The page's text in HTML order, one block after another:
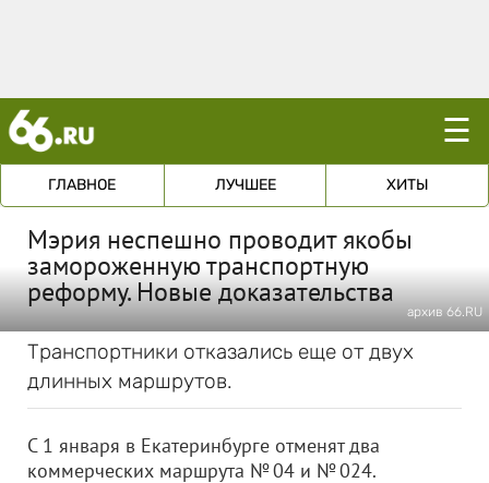
☰
ГЛАВНОЕ ЛУЧШЕЕ ХИТЫ
Мэрия неспешно проводит якобы
замороженную транспортную
реформу. Новые доказательства
архив 66.RU
Транспортники отказались еще от двух
длинных маршрутов.
С 1 января в Екатеринбурге отменят два
коммерческих маршрута № 04 и № 024.